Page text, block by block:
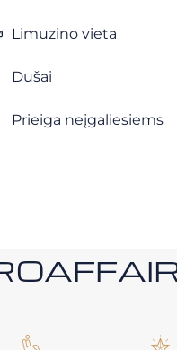
Limuzino vieta
Dušai
Prieiga neįgaliesiems